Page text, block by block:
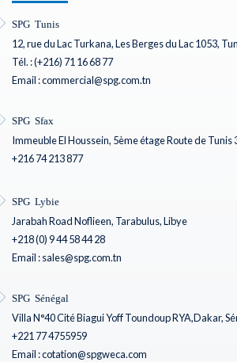
SPG Tunis
12, rue du Lac Turkana, Les Berges du Lac 1053,
Tél. : (+216) 71 16 68 77
Email : commercial@spg.com.tn
SPG Sfax
Immeuble El Houssein, 5ème étage Route de Tunis
+216 74 213 877
SPG Lybie
Jarabah Road Noflieen, Tarabulus, Libye
+218 (0) 9 44 58 44 28
Email : sales@spg.com.tn
SPG Sénégal
Villa N°40 Cité Biagui Yoff Toundoup RYA,Dakar,
+221 77 4755959
Email : cotation@spgweca.com